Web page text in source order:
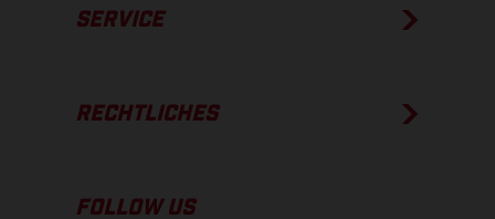
SERVICE
RECHTLICHES
FOLLOW US